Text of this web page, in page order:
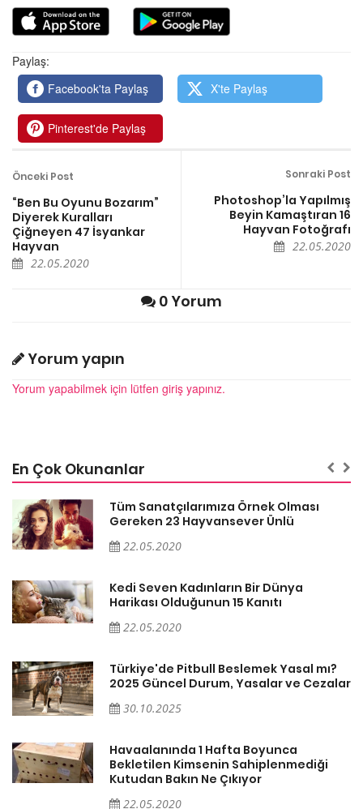
Paylaş:
Facebook'ta Paylaş
X'te Paylaş
Pinterest'de Paylaş
Önceki Post
“Ben Bu Oyunu Bozarım”
Diyerek Kuralları
Çiğneyen 47 İsyankar
Hayvan
22.05.2020
Sonraki Post
Photoshop’la Yapılmış
Beyin Kamaştıran 16
Hayvan Fotoğrafı
22.05.2020
0 Yorum
Yorum yapın
Yorum yapabilmek için lütfen giriş yapınız.
En Çok Okunanlar
Tüm Sanatçılarımıza Örnek Olması
Gereken 23 Hayvansever Ünlü
22.05.2020
Kedi Seven Kadınların Bir Dünya
Harikası Olduğunun 15 Kanıtı
22.05.2020
Türkiye'de Pitbull Beslemek Yasal mı?
2025 Güncel Durum, Yasalar ve Cezalar
30.10.2025
Havaalanında 1 Hafta Boyunca
Bekletilen Kimsenin Sahiplenmediği
Kutudan Bakın Ne Çıkıyor
22.05.2020